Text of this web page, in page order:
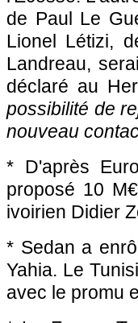
de Paul Le
Lionel Létizi,
Landreau,
déclaré au
possibilité de
nouveau
* D'après
proposé 10
ivoirien Didier
* Sedan a
Yahia. Le
avec le promu